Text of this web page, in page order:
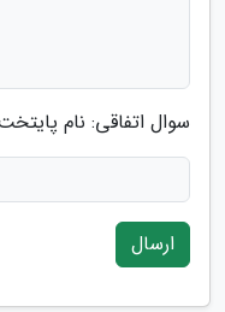
سوال اتفاقی: نام
ارسال